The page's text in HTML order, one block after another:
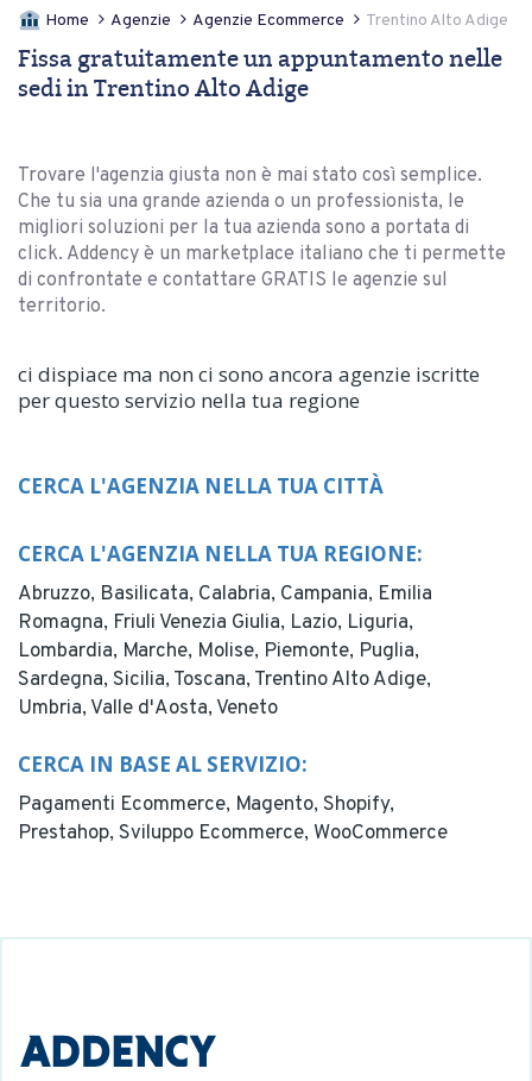
Home Agenzie Agenzie Ecommerce Trentino Alto Adige
Fissa gratuitamente un appuntamento nelle
sedi in Trentino Alto Adige
Trovare l'agenzia giusta non è mai stato così semplice.
Che tu sia una grande azienda o un professionista, le
migliori soluzioni per la tua azienda sono a portata di
click. Addency è un marketplace italiano che ti permette
di confrontate e contattare GRATIS le agenzie sul
territorio.
ci dispiace ma non ci sono ancora agenzie iscritte
per questo servizio nella tua regione
CERCA L'AGENZIA NELLA TUA CITTÀ
CERCA L'AGENZIA NELLA TUA REGIONE:
Abruzzo, Basilicata, Calabria, Campania, Emilia
Romagna, Friuli Venezia Giulia, Lazio, Liguria,
Lombardia, Marche, Molise, Piemonte, Puglia,
Sardegna, Sicilia, Toscana, Trentino Alto Adige,
Umbria, Valle d'Aosta, Veneto
CERCA IN BASE AL SERVIZIO:
Pagamenti Ecommerce, Magento, Shopify,
Prestahop, Sviluppo Ecommerce, WooCommerce